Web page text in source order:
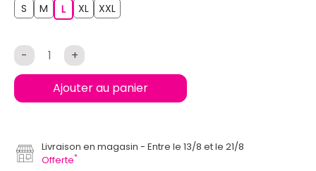
S M LL XL XXL
- +
Ajouter au panier
Livraison en magasin
Entre le 13/8 et le 21/8
Offerte*